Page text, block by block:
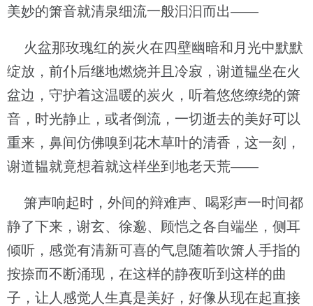
美妙的箫音就清泉细流一般汩汩而出——
火盆那玫瑰红的炭火在四壁幽暗和月光中默默
绽放，前仆后继地燃烧并且冷寂，谢道韫坐在火
盆边，守护着这温暖的炭火，听着悠悠缭绕的箫
音，时光静止，或者倒流，一切逝去的美好可以
重来，鼻间仿佛嗅到花木草叶的清香，这一刻，
谢道韫就竟想着就这样坐到地老天荒——
箫声响起时，外间的辩难声、喝彩声一时间都
静了下来，谢玄、徐邈、顾恺之各自端坐，侧耳
倾听，感觉有清新可喜的气息随着吹箫人手指的
按捺而不断涌现，在这样的静夜听到这样的曲
子，让人感觉人生真是美好，好像从现在起直接